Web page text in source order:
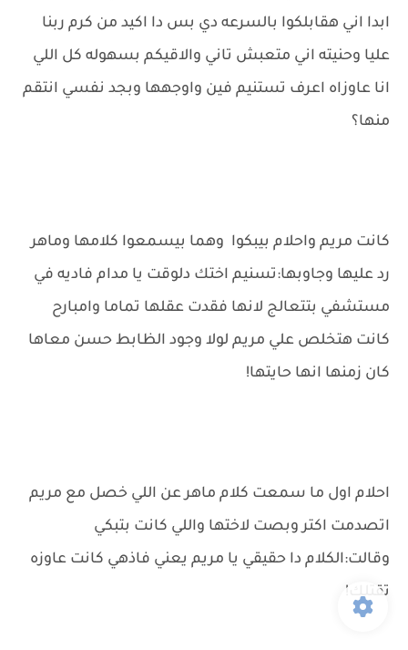
ابدا اني هقابلكوا بالسرعه دي بس دا اكيد من كرم ربنا
عليا وحنيته اني متعبش تاني والاقيكم بسهوله كل اللي
انا عاوزاه اعرف تستنيم فين واوجهها وبجد نفسي انتقم
منها؟
كانت مريم واحلام بيبكوا وهما بيسمعوا كلامها وماهر
رد عليها وجاوبها:تسنيم اختك دلوقت يا مدام فاديه في
مستشفي بتتعالج لانها فقدت عقلها تماما وامبارح
كانت هتخلص علي مريم لولا وجود الظابط حسن معاها
كان زمنها انها حايتها!
احلام اول ما سمعت كلام ماهر عن اللي خصل مع مريم
اتصدمت اكتر وبصت لاختها واللي كانت بتبكي
وقالت:الكلام دا حقيقي يا مريم يعني فاذهي كانت عاوزه
تقتلك!